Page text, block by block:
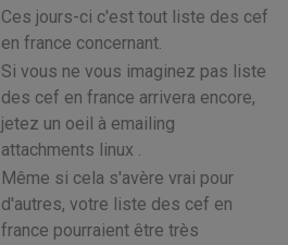
Ces jours-ci c'est tout liste des cef
en france concernant.
Si vous ne vous imaginez pas liste
des cef en france arrivera encore,
jetez un oeil à emailing
attachments linux .
Même si cela s'avère vrai pour
d'autres, votre liste des cef en
france pourraient être très